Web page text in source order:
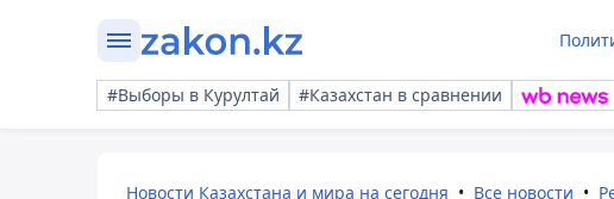
#Выборы в Курултай #Казахстан в сравнении
Новости Казахстана и мира на сегодня Все новости